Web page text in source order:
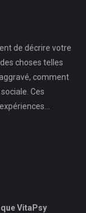
de décrire votre
choses telles
comment
Ces
VitaPsy